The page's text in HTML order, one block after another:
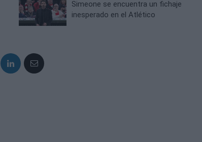
Simeone se encuentra un fichaje
inesperado en el Atlético